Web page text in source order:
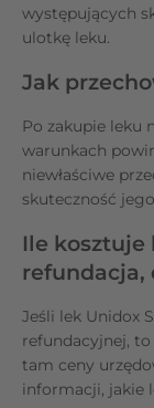
występujących
ulotkę leku.
Jak
Po zakupie leku
warunkach
niewłaściwe
skuteczność
Ile kosztuje
refundacja,
Jeśli lek Unidox
refundacyjnej, to
tam ceny
informacji, jakie